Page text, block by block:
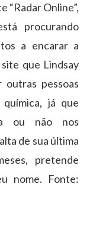
“Radar Online”,
procurando
a encarar a
que Lindsay
outras pessoas
já que
ou não nos
de sua última
pretende
nome. Fonte: